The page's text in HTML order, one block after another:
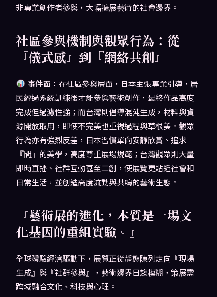
非專業創作者參與，大幅擴展藝術的社會邊界。
社區參與機制與觀眾行為：從
『儀式感』到『網絡共創』
事件面： 在社區參與層面，日本主張專業引導，居
民經過系統訓練後才能參與藝術創作，最終作品高度
完成但過濾性強；而台灣則倡導混沌生成，材料與資
源開放取用，即使不完美也重視過程與草根美。觀眾
行為亦有強烈反差，日本習慣單向安靜欣賞、追求
『間』的美學，高度尊重展場規範；台灣觀眾則大量
即時直播、社群互動甚至二創，使展覽更貼近社會和
日常生活，並創造高度流動與共鳴的藝術生態。
『藝術展的進化，本質是一場文
化基因的重組實驗。』
全球體驗經濟驅動下，展覽正從靜態陳列走向『現場
生成』與『社群參與』，藝術邊界日趨模糊，策展需
跨域融合文化、科技與心理。